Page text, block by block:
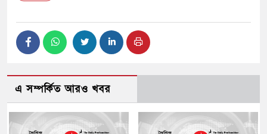
এ সম্পর্কিত আরও খবর